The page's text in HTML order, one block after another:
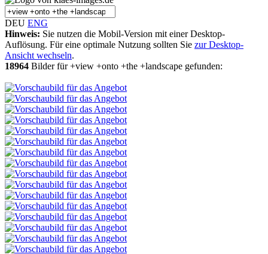
DEU ENG
Hinweis: Sie nutzen die Mobil-Version mit einer Desktop-
Auflösung. Für eine optimale Nutzung sollten Sie zur Desktop-
Ansicht wechseln.
18964 Bilder für +view +onto +the +landscape gefunden: